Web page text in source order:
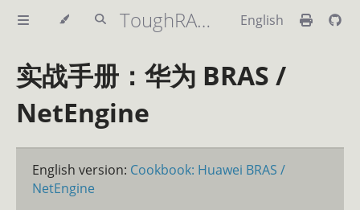
ToughRADIUS Handbook English
实战手册：华为 BRAS /
NetEngine
English version: Cookbook: Huawei BRAS /
NetEngine